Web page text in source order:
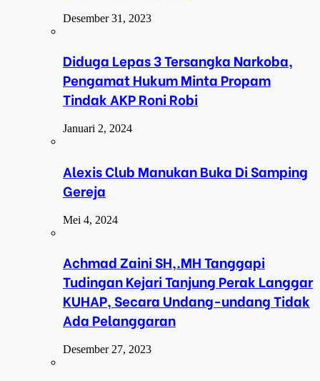
Desember 31, 2023
Diduga Lepas 3 Tersangka Narkoba,
Pengamat Hukum Minta Propam
Tindak AKP Roni Robi
Januari 2, 2024
Alexis Club Manukan Buka Di Samping
Gereja
Mei 4, 2024
Achmad Zaini SH,.MH Tanggapi
Tudingan Kejari Tanjung Perak Langgar
KUHAP, Secara Undang-undang Tidak
Ada Pelanggaran
Desember 27, 2023